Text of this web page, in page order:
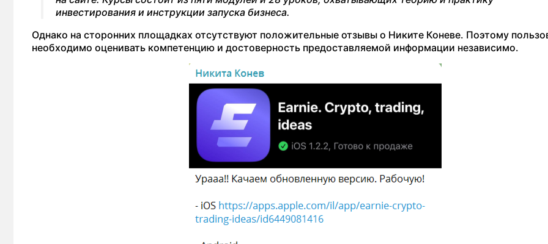
инвестирования и инструкции запуска бизнеса.
Однако на сторонних площадках отсутствуют положительные отзывы о Никите Коневе. Поэтому
необходимо оценивать компетенцию и достоверность предоставляемой информации независимо.